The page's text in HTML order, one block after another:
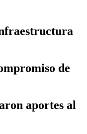
de
aportes al